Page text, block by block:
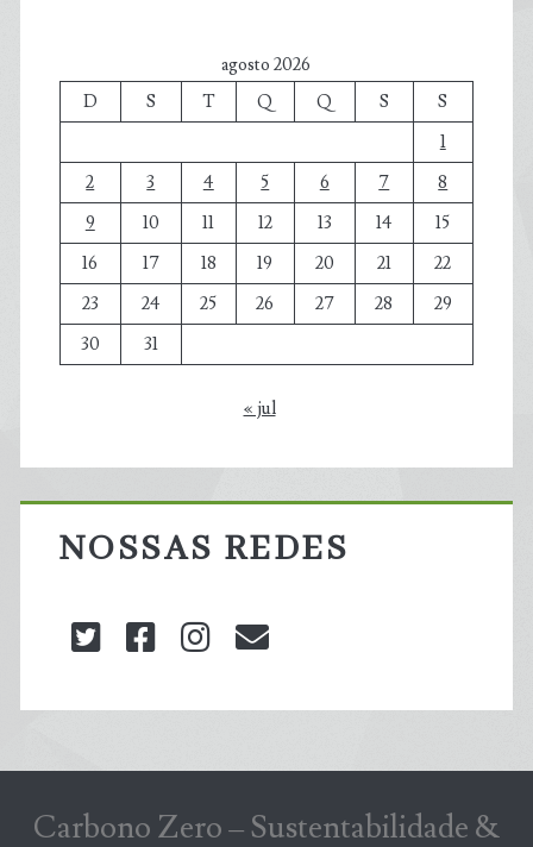
agosto 2026
D
S T Q Q S
S
1
2
3 4 5 6 7
8
9
10 11 12 13 14
15
16
17 18 19 20 21
22
23
24 25 26 27 28
29
30
31
« jul
NOSSAS REDES
twitterfacebookinstagram
Carbono Zero – Sustentabilidade &